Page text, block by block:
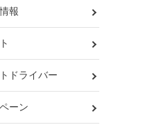
報
ドライバー
ーン